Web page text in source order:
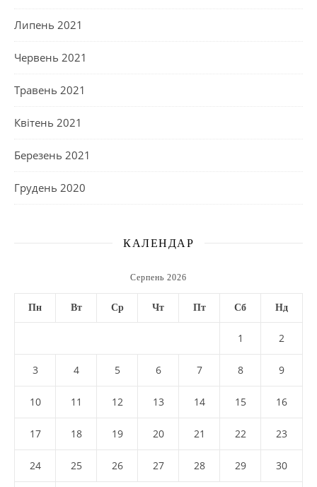
Липень 2021
Червень 2021
Травень 2021
Квітень 2021
Березень 2021
Грудень 2020
КАЛЕНДАР
Серпень 2026
Пн Вт Ср Чт Пт Сб Нд
1 2
3 4 5 6 7 8 9
10 11 12 13 14 15 16
17 18 19 20 21 22 23
24 25 26 27 28 29 30